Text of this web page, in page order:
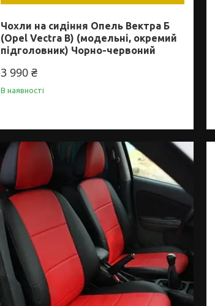
Чохли на сидіння Опель Вектра Б
(Opel Vectra B) (модельні, окремий
підголовник) Чорно-червоний
3 990 ₴
В наявності